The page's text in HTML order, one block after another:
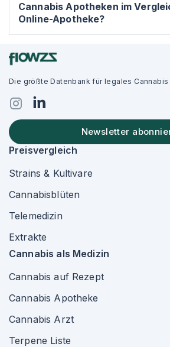
Cannabis Apotheken im
Online-Apotheke?
Die größte Datenbank für legales Cannabis
Newsletter
Preisvergleich
Strains & Kultivare
Cannabisblüten
Telemedizin
Extrakte
Cannabis als Medizin
Cannabis auf Rezept
Cannabis Apotheke
Cannabis Arzt
Terpene Liste